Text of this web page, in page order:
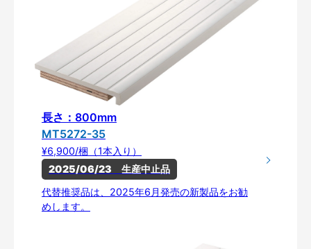
長さ：800mm
MT5272-35
¥6,900/梱（1本入り）
2025/06/23　生産中止品
代替推奨品は、2025年6月発売の新製品をお勧
めします。